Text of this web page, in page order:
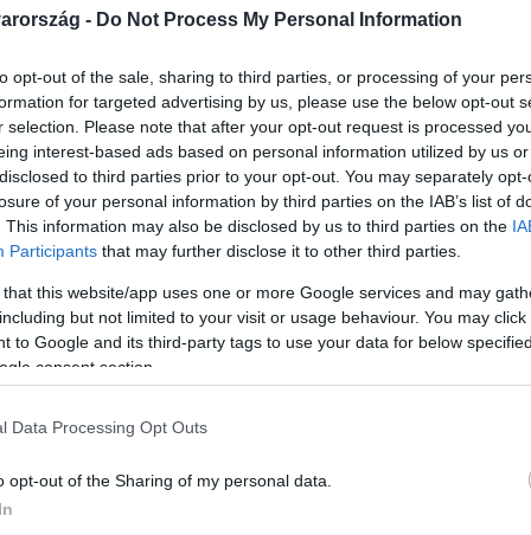
- Do Not Process My Personal Information
opt-out of the sale, sharing to third parties, or processing of your
for targeted advertising by us, please use the below opt-out
selection. Please note that after your opt-out request is processed
interest-based ads based on personal information utilized by us
to third parties prior to your opt-out. You may separately
of your personal information by third parties on the IAB’s list of
This information may also be disclosed by us to third parties on the
Participants that may further disclose it to other third parties.
that this website/app uses one or more Google services and may
but not limited to your visit or usage behaviour. You may
to Google and its third-party tags to use your data for below
consent section.
Data Processing Opt Outs
opt-out of the Sharing of my personal data.
új kihívásokat keres az erősember
vezetői szerepben
versenyzői karrierjét, és vezetőként segíti a Premium
a javítóintézetből: rendszerszintű
váltott ki az a felvétel, amelyen a Szőlő utcai
nyilvánosságra hozó Juhász Péter szerint ez csak a
mégsem indult érdemi eljárás, ami szerinte arra utal,
rendszerszintű problémák húzódnak a háttérben, és
Közben a fenntartó elfogadta az igazgató lemondását,
a gyermekvédelemben. Hiszen – ahogy fogalmaz –